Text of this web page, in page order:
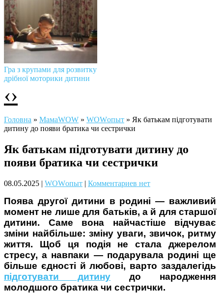
Гра з крупами для розвитку
дрібної моторики дитини
Чому дітям корисно читати
Материнське вигорання: як
собі допомогти
‹›
Головна » МамаWOW » WOWопыт » Як батькам підготувати
дитину до появи братика чи сестрички
Як батькам підготувати дитину до
появи братика чи сестрички
08.05.2025 | WOWопыт | Комментариев нет
Поява другої дитини в родині — важливий
момент не лише для батьків, а й для старшої
дитини. Саме вона найчастіше відчуває
зміни найбільше: зміну уваги, звичок, ритму
життя. Щоб ця подія не стала джерелом
стресу, а навпаки — подарувала родині ще
більше єдності й любові, варто заздалегідь
підготувати дитину до народження
молодшого братика чи сестрички.